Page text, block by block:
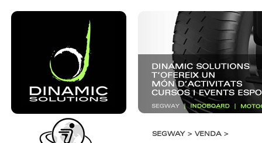
SEGWAY > VENDA >